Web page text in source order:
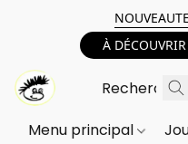
À
Menu principal